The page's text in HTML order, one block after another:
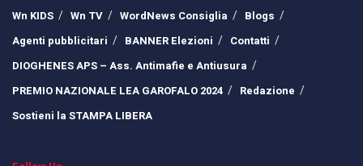
Wn KIDS
Wn TV WordNews Consiglia
Blogs
Agenti pubblicitari
BANNER Elezioni
Contatti
DIOGHENES APS – Ass. Antimafie e Antiusura
PREMIO NAZIONALE LEA GAROFALO 2024
Redazione
Sostieni la STAMPA LIBERA